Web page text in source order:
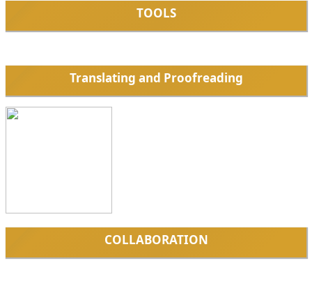
TOOLS
Translating and Proofreading
COLLABORATION